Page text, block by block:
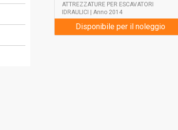
ATTREZZATURE PER ESCAVATORI
IDRAULICI | Anno 2014
Disponibile per il noleggio